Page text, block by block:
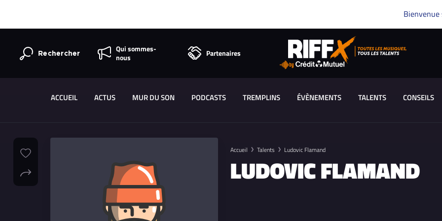
Bienvenue
Rechercher
Qui sommes-
nous
Partenaires
ACCUEIL ACTUS MUR DU SON PODCASTS TREMPLINS ÉVÈNEMENTS TALENTS CONSEILS
Accueil Talents Ludovic Flamand
LUDOVIC FLAMAND